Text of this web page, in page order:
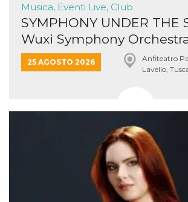
Musica, Eventi Live, Club
SYMPHONY UNDER THE
Wuxi Symphony
25 AGOSTO 2026
Anfiteatro
Lavello,